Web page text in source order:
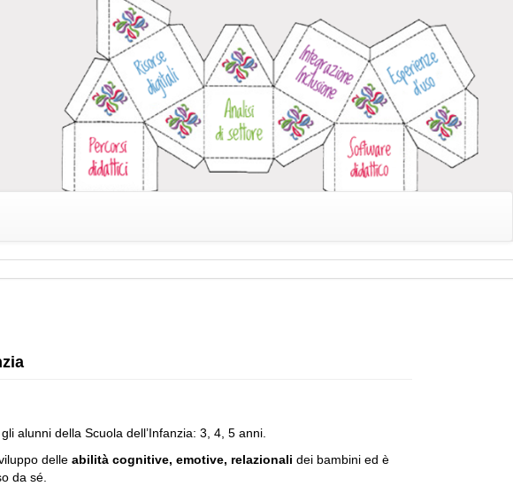
alunni della Scuola dell’Infanzia: 3, 4, 5 anni.
delle abilità cognitive, emotive, relazionali dei bambini ed è
da sé.